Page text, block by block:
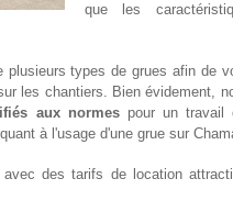
que les
types de grues afin de
les chantiers. Bien évidement,
aux normespour un travail
à l'usage d'une grue sur
des tarifs de location